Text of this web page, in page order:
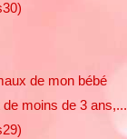
de mon bébé
moins de 3 ans,...